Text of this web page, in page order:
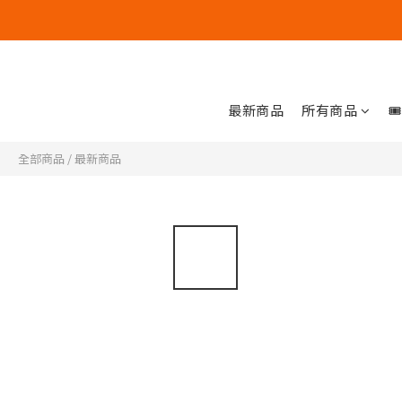
最新商品 所有商品 🎟️
全部商品 /最新商品